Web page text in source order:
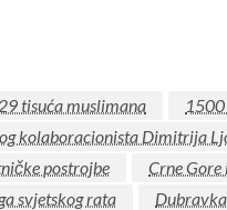
tisuća muslimana
kolaboracionista Dimitrija
postrojbe Crne Gore
svjetskog rata